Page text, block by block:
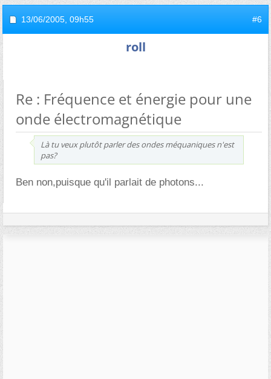
13/06/2005, 09h55 #6
roll
Re : Fréquence et énergie pour une
onde électromagnétique
Là tu veux plutôt parler des ondes méquaniques n'est
pas?
Ben non,puisque qu'il parlait de photons...